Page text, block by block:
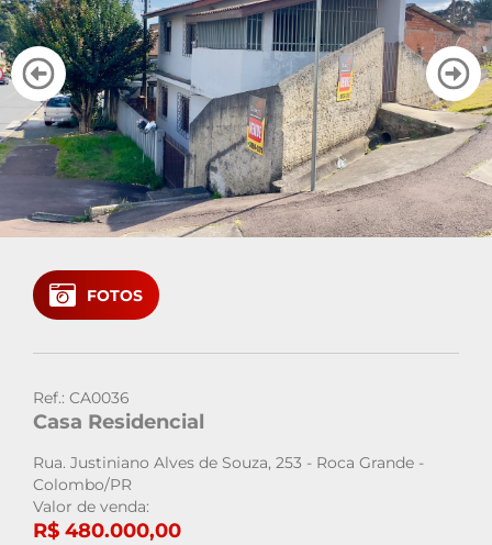
Área do Cliente
Vendas: (41)
Locação: (41)
FOTOS
Ref.: CA0036
Casa Residencial
Rua. Justiniano Alves de Souza, 253 - Roca Grande -
Colombo/PR
Valor de venda:
R$ 480.000,00